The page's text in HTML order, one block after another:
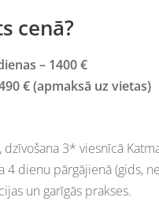
cenā?
– 1400 €
€ (apmaksā uz vietas)
3* viesnīcā
4 dienu pārgājienā (gids,
un garīgās prakses.